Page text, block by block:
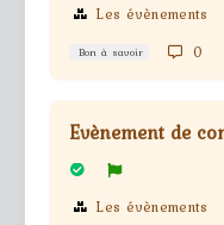
Les évènements
Bon à savoir 0
Evènement de
Les évènements